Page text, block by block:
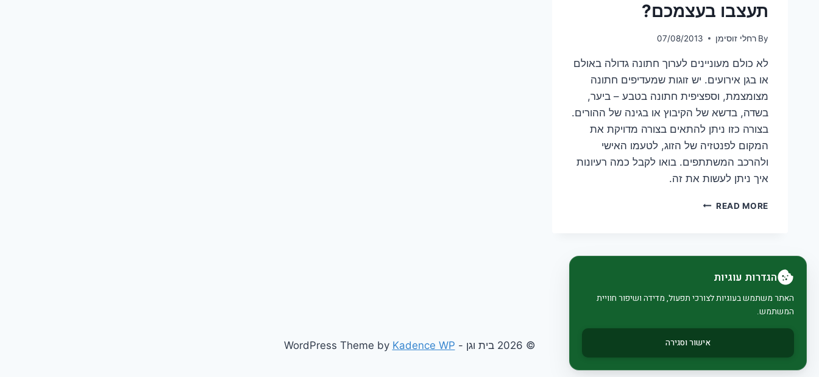
תעצבו בעצמכם?
By רחלי זוסימן 07/08/2013
לא כולם מעוניינים לערוך חתונה גדולה באולם
או בגן אירועים. יש זוגות שמעדיפים חתונה
מצומצמת, וספציפית חתונה בטבע – ביער,
בשדה, בדשא של הקיבוץ או בגינה של ההורים.
בצורה כזו ניתן להתאים בצורה מדויקת את
המקום לפנטזיה של הזוג, לטעמו האישי
ולהרכב המשתתפים. בואו לקבל כמה רעיונות
איך ניתן לעשות את זה.
READ MOREחתונה
שלא
בעצמכם?
© 2026 בית וגן - WordPress Theme by Kadence WP
הגדרות עוגיות
האתר משתמש בעוגיות לצורכי תפעול, מדידה ושיפור חוויית
המשתמש.
אישור וסגירה